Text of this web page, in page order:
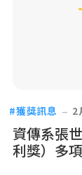
獲獎訊息 2
資傳系張
利獎）多